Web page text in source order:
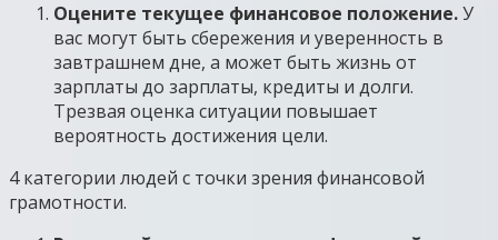
Оцените текущее финансовое положение.У
вас могут быть сбережения и уверенность в
завтрашнем дне, а может быть жизнь от
зарплаты до зарплаты, кредиты и долги.
Трезвая оценка ситуации повышает
вероятность достижения цели.
4 категории людей с точки зрения финансовой
грамотности.